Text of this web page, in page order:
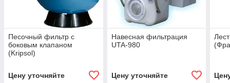
Песочный фильтр с
боковым клапаном
(Kripsol)
Цену уточняйте
Навесная фильтрация
UTA-980
Цену уточняйте